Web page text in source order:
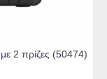
2 πρίζες (50474)